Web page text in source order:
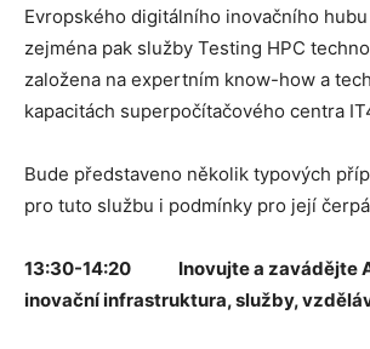
Evropského digitálního inovačního hubu
zejména pak služby Testing HPC
založena na expertním know-how a
kapacitách superpočítačového centra
Bude představeno několik typových
pro tuto službu i podmínky pro její
13:30-14:20 Inovujte a zavádějte
inovační infrastruktura, služby,